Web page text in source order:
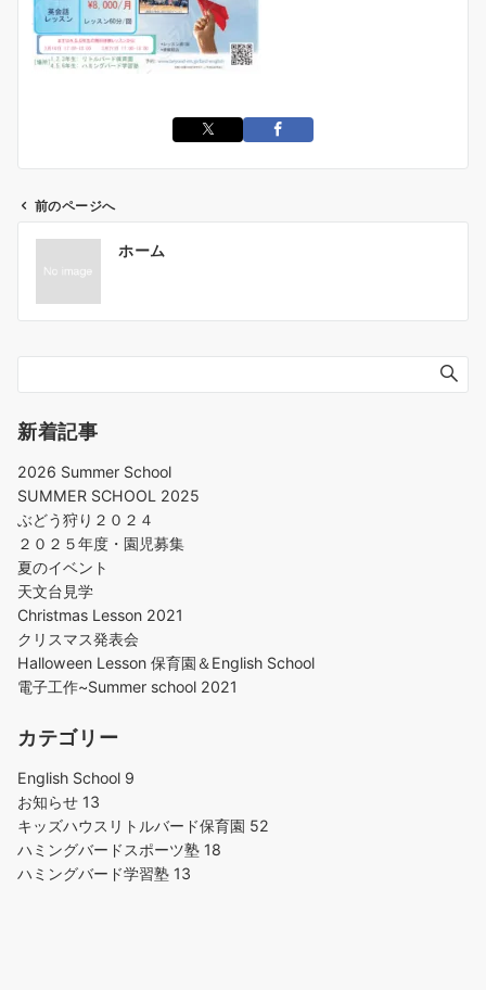
前のページへ
ホーム
新着記事
2026 Summer School
SUMMER SCHOOL 2025
ぶどう狩り２０２４
２０２５年度・園児募集
夏のイベント
天文台見学
Christmas Lesson 2021
クリスマス発表会
Halloween Lesson 保育園＆English School
電子工作~Summer school 2021
カテゴリー
English School 9
お知らせ 13
キッズハウスリトルバード保育園 52
ハミングバードスポーツ塾 18
ハミングバード学習塾 13